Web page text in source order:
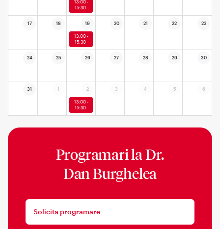
13:00 -
15:30
17 18 19 20 21 22 23
13:00 -
15:30
24 25 26 27 28 29 30
31 1 2 3 4 5 6
13:00 -
15:30
Programari laDr.
Dan Burghelea
Solicita programare